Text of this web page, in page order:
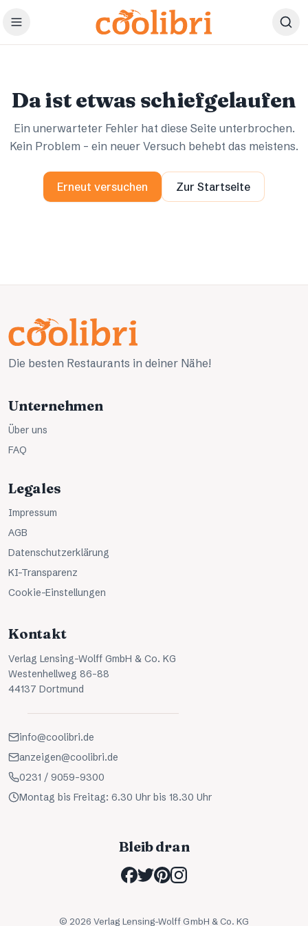
Zum Hauptinhalt springen
Da ist etwas schiefgelaufen
Ein unerwarteter Fehler hat diese Seite unterbrochen.
Kein Problem – ein neuer Versuch behebt das meistens.
Erneut versuchen Zur Startseite
Die besten Restaurants in deiner Nähe!
Unternehmen
Über uns
FAQ
Legales
Impressum
AGB
Datenschutzerklärung
KI-Transparenz
Cookie-Einstellungen
Kontakt
Verlag Lensing-Wolff GmbH & Co. KG
Westenhellweg 86-88
44137 Dortmund
info@coolibri.de
anzeigen@coolibri.de
0231 / 9059-9300
Montag bis Freitag: 6.30 Uhr bis 18.30 Uhr
Bleib dran
© 2026 Verlag Lensing-Wolff GmbH & Co. KG